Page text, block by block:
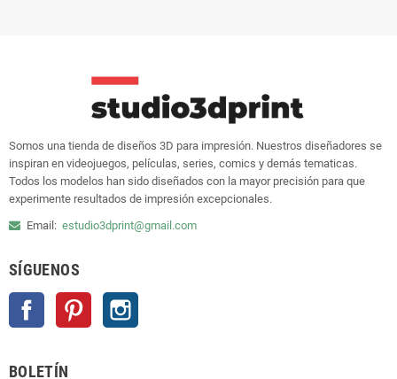
Somos una tienda de diseños 3D para impresión. Nuestros diseñadores se
inspiran en videojuegos, películas, series, comics y demás tematicas.
Todos los modelos han sido diseñados con la mayor precisión para que
experimente resultados de impresión excepcionales.
Email: estudio3dprint@gmail.com
SÍGUENOS
Facebook Pinterest
BOLETÍN